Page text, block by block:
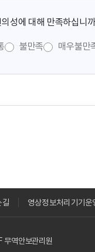
성에 대해 만족하십니
불만족 매우불만
길 영상정보처리기기운
역안보관리원